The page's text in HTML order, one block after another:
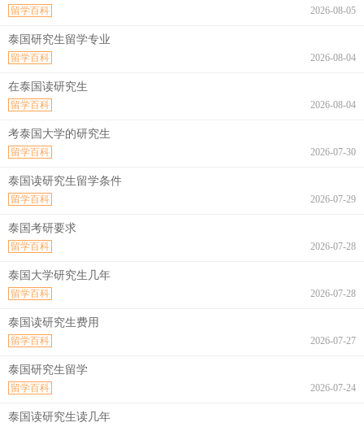
2026-08-05
留学百科
泰国研究生留学专业
2026-08-04
留学百科
在泰国读研究生
2026-08-04
留学百科
考泰国大学的研究生
2026-07-30
留学百科
泰国读研究生留学条件
2026-07-29
留学百科
泰国考研要求
2026-07-28
留学百科
泰国大学研究生几年
2026-07-28
留学百科
泰国读研究生费用
2026-07-27
留学百科
泰国研究生留学
2026-07-24
留学百科
泰国读研究生读几年